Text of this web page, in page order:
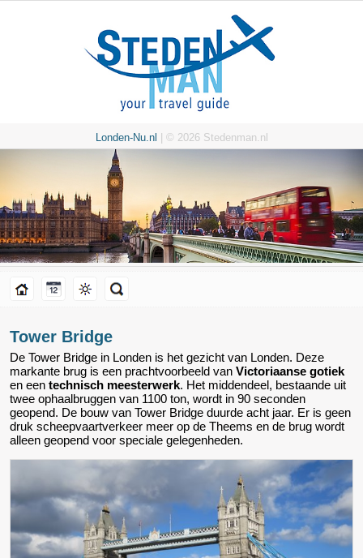
Londen-Nu.nl | © 2026 Stedenman.nl
Tower Bridge
De Tower Bridge in Londen is het gezicht van Londen. Deze
markante brug is een prachtvoorbeeld van Victoriaanse gotiek
en een technisch meesterwerk. Het middendeel, bestaande uit
twee ophaalbruggen van 1100 ton, wordt in 90 seconden
geopend. De bouw van Tower Bridge duurde acht jaar. Er is geen
druk scheepvaartverkeer meer op de Theems en de brug wordt
alleen geopend voor speciale gelegenheden.